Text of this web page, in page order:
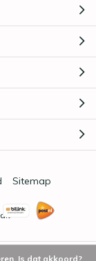
Sitemap
Is dat akkoord?